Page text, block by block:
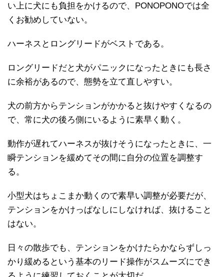
い上に犬にも負担をかけるので、PONOPONOでは全
くお勧めしていない。
ハーネスとロングリードがベストである。
ロングリードだと犬がパニックになったときにも長さ
に余裕があるので、態勢を立て直しやすい。
犬の前方からテンションがかかると抜けやすくなるの
で、常に犬の後ろ側にいるように素早く動く。
動作が遅れてハーネスが抜けそうになったときに、一
瞬テンションを緩めてその間に自分の位置を調整す
る。
小型犬はちょこまか動くので素早い調整が必要だが、
テンションをかけっぱなしにしなければ、抜けること
はない。
日々の散歩でも、テンションをかけたらかならずしっ
かり緩めるという基本のリード操作がスムーズにでき